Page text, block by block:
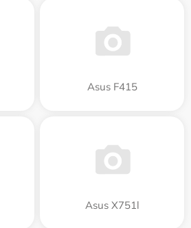
Asus F415
Asus X751l